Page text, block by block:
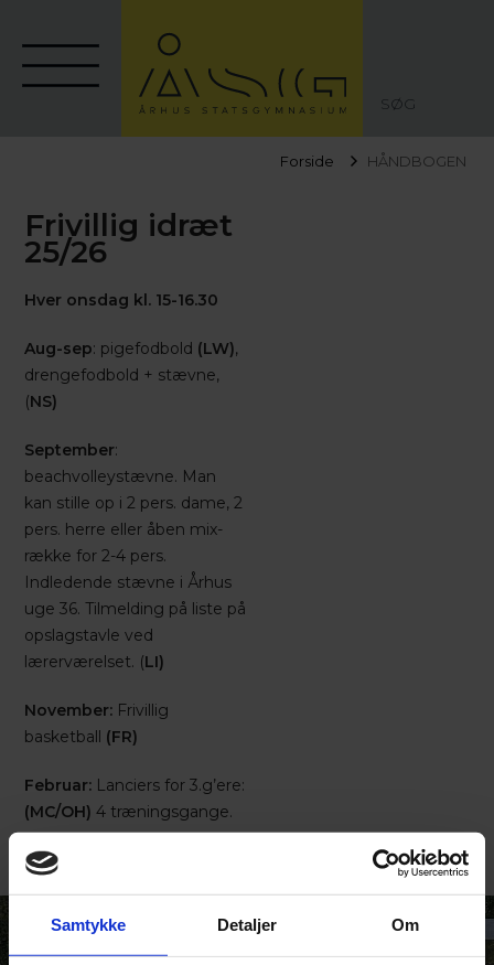
Samtykke Detaljer Om
SØG
Forside HÅNDBOGEN
Frivillig idræt
25/26
Hver onsdag kl. 15-16.30
Aug-sep: pigefodbold (LW),
drengefodbold + stævne,
(NS)
September:
beachvolleystævne. Man
kan stille op i 2 pers. dame, 2
pers. herre eller åben mix-
række for 2-4 pers.
Indledende stævne i Århus
uge 36. Tilmelding på liste på
opslagstavle ved
lærerværelset. (LI)
November: Frivillig
basketball (FR)
Februar: Lanciers for 3.g’ere:
(MC/OH)4 træningsgange.